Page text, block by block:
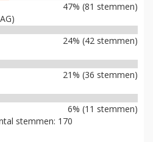
47% (81 stemmen)
24% (42 stemmen)
21% (36 stemmen)
6% (11 stemmen)
stemmen: 170